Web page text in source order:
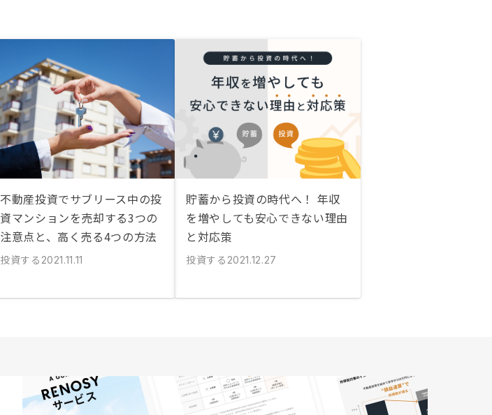
不動産投資でサブリース中の投
資マンションを売却する3つの
注意点と、高く売る4つの方法
投資する 2021.11.11
貯蓄から投資の時代へ！ 年収
を増やしても安心できない理由
と対応策
投資する 2021.12.27